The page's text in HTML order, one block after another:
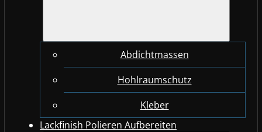
Abdichtmassen
Hohlraumschutz
Kleber
Lackfinish Polieren Aufbereiten